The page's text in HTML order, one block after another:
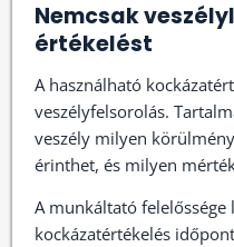
Nemcsak
értékelést
A használható
veszélyfelsorolás.
veszély milyen
érinthet, és milyen
A munkáltató
kockázatértékelés